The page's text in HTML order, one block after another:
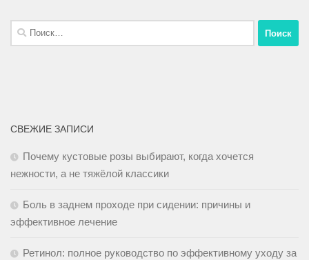
СВЕЖИЕ ЗАПИСИ
Почему кустовые розы выбирают, когда хочется
нежности, а не тяжёлой классики
Боль в заднем проходе при сидении: причины и
эффективное лечение
Ретинол: полное руководство по эффективному уходу за